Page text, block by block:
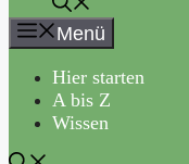
Menü
Hier starten
A bis Z
Wissen